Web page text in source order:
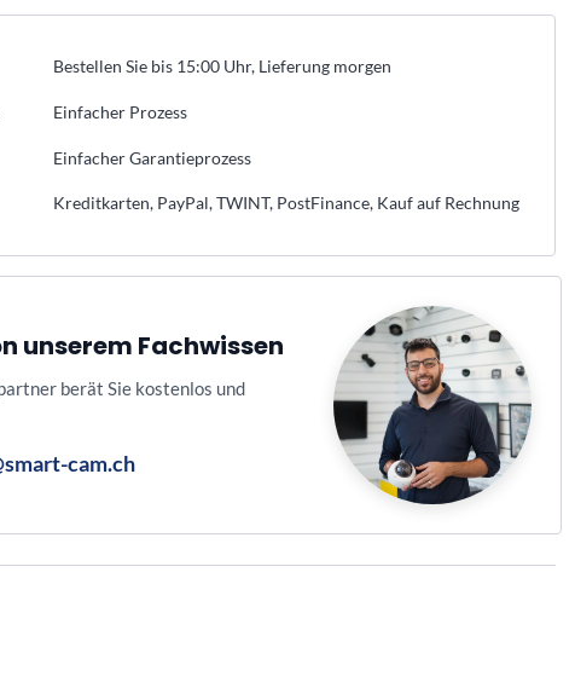
Bestellen Sie bis 15:00 Uhr, Lieferung morgen
Einfacher Prozess
Einfacher Garantieprozess
Kreditkarten, PayPal, TWINT, PostFinance, Kauf auf Rechnung
unserem Fachwissen
berät Sie kostenlos und
cam.ch